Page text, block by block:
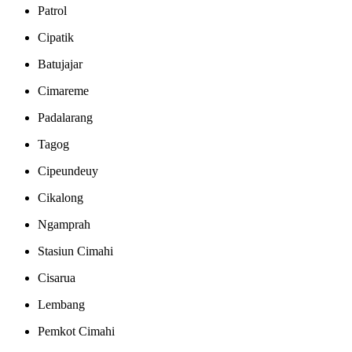
Patrol
Cipatik
Batujajar
Cimareme
Padalarang
Tagog
Cipeundeuy
Cikalong
Ngamprah
Stasiun Cimahi
Cisarua
Lembang
Pemkot Cimahi